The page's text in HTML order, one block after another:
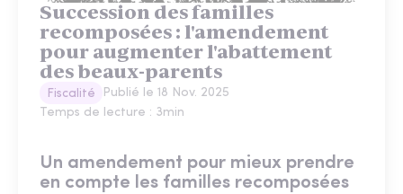
Succession des familles
recomposées : l'amendement
pour augmenter l'abattement
des beaux-parents
Fiscalité Publié le 18 Nov. 2025
Temps de lecture : 3min
Un amendement pour mieux prendre
en compte les familles recomposées